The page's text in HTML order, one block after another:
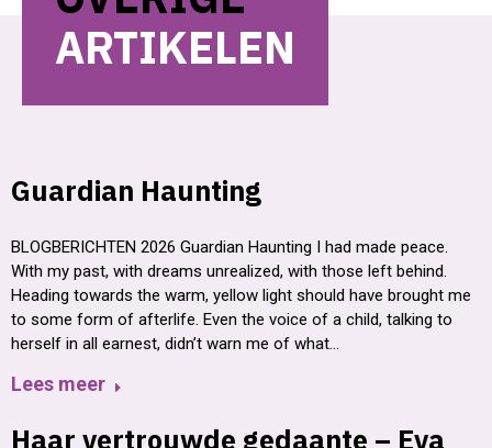
ARTIKELEN
Guardian Haunting
BLOGBERICHTEN 2026 Guardian Haunting I had made peace.
With my past, with dreams unrealized, with those left behind.
Heading towards the warm, yellow light should have brought me
to some form of afterlife. Even the voice of a child, talking to
herself in all earnest, didn’t warn me of what…
Lees meer
Haar vertrouwde gedaante – Eva